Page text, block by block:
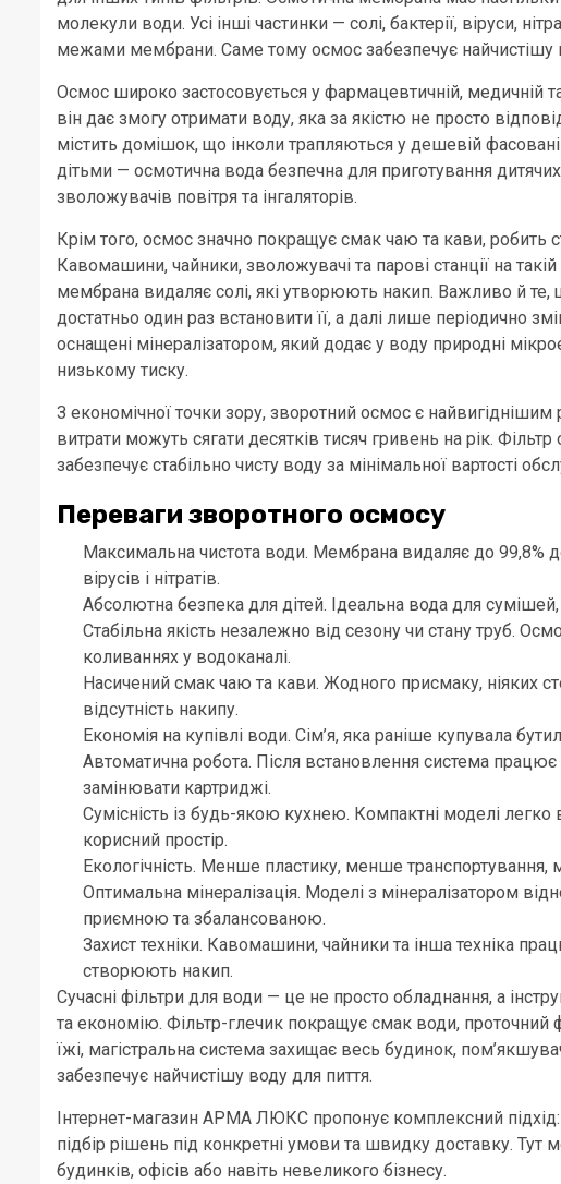
молекули води. Усі інші частинки — солі, бактерії, віруси,
межами мембрани. Саме тому осмос забезпечує
Осмос широко застосовується у фармацевтичній, медичній
він дає змогу отримати воду, яка за якістю не просто
містить домішок, що інколи трапляються у дешевій
дітьми — осмотична вода безпечна для приготування
зволожувачів повітря та інгаляторів.
Крім того, осмос значно покращує смак чаю та кави, робить
Кавомашини, чайники, зволожувачі та парові станції на
мембрана видаляє солі, які утворюють накип. Важливо й
достатньо один раз встановити її, а далі лише періодично
оснащені мінералізатором, який додає у воду природні
низькому тиску.
З економічної точки зору, зворотний осмос є
витрати можуть сягати десятків тисяч гривень на рік.
забезпечує стабільно чисту воду за мінімальної вартості
Переваги зворотного осмосу
Максимальна чистота води. Мембрана видаляє до 99,8%
вірусів і нітратів.
Абсолютна безпека для дітей. Ідеальна вода для
Стабільна якість незалежно від сезону чи стану труб.
коливаннях у водоканалі.
Насичений смак чаю та кави. Жодного присмаку, ніяких
відсутність накипу.
Економія на купівлі води. Сім’я, яка раніше купувала
Автоматична робота. Після встановлення система
замінювати картриджі.
Сумісність із будь-якою кухнею. Компактні моделі
корисний простір.
Екологічність. Менше пластику, менше транспортування,
Оптимальна мінералізація. Моделі з мінералізатором
приємною та збалансованою.
Захист техніки. Кавомашини, чайники та інша техніка
створюють накип.
Сучасні фільтри для води — це не просто обладнання, а
та економію. Фільтр-глечик покращує смак води,
їжі, магістральна система захищає весь будинок,
забезпечує найчистішу воду для пиття.
Інтернет-магазин АРМА ЛЮКС пропонує комплексний
підбір рішень під конкретні умови та швидку доставку.
будинків, офісів або навіть невеликого бізнесу.